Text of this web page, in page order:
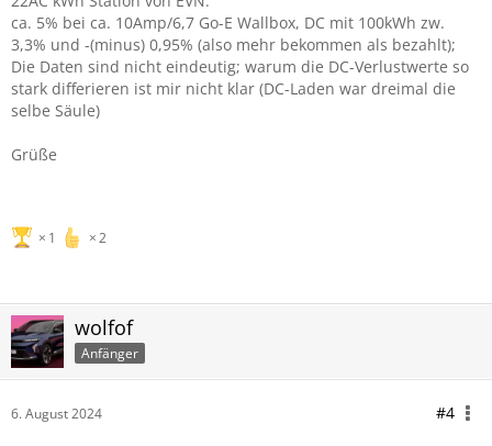
ca. 5% bei ca. 10Amp/6,7 Go-E Wallbox, DC mit 100kWh zw.
3,3% und -(minus) 0,95% (also mehr bekommen als bezahlt);
Die Daten sind nicht eindeutig; warum die DC-Verlustwerte so
stark differieren ist mir nicht klar (DC-Laden war dreimal die
selbe Säule)
Grüße
1 2
wolfof
Anfänger
6. August 2024 #4